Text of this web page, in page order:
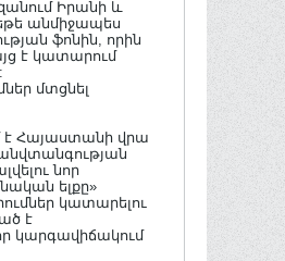
Իրանի և
անմիջապես
ֆոնին, որին
է կատարում
մտցնել
է Հայաստանի վրա
նոր
ելքը»
կատարելու
է
կարգավիճակում